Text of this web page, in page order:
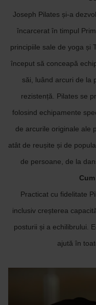
Joseph Pilates și-a
încarcerat în timpul
principiile sale de yoga și
început să conceapă
săi, luând arcuri de la
rezistență. Pilates se
folosind echipamente
de arcurile originale ale
atât de reușite și de
de persoane, de la
Practicat cu fidelitate
inclusiv creșterea
posturii și a echilibrului.
ajută în